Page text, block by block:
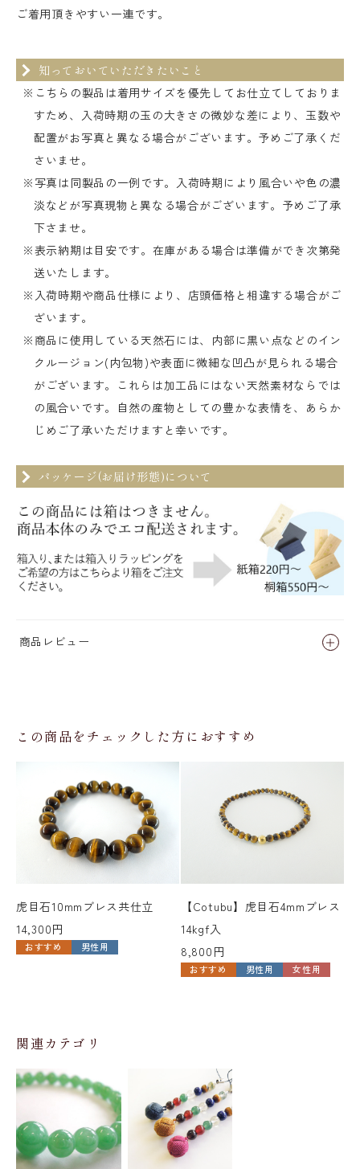
ご着用頂きやすい一連です。
知っておいていただきたいこと
※こちらの製品は着用サイズを優先してお仕立てしておりま
すため、入荷時期の玉の大きさの微妙な差により、玉数や
配置がお写真と異なる場合がございます。予めご了承くだ
さいませ。
※写真は同製品の一例です。入荷時期により風合いや色の濃
淡などが写真現物と異なる場合がございます。予めご了承
下さませ。
※表示納期は目安です。在庫がある場合は準備ができ次第発
送いたします。
※入荷時期や商品仕様により、店頭価格と相違する場合がご
ざいます。
※商品に使用している天然石には、内部に黒い点などのイン
クルージョン(内包物)や表面に微細な凹凸が見られる場合
がございます。これらは加工品にはない天然素材ならでは
の風合いです。自然の産物としての豊かな表情を、あらか
じめご了承いただけますと幸いです。
パッケージ(お届け形態)について
商品レビュー
この商品をチェックした方におすすめ
虎目石10mmブレス共仕立
14,300円
おすすめ 男性用
【Cotubu】虎目石4mmブレス
14kgf入
8,800円
おすすめ 男性用 女性用
関連カテゴリ